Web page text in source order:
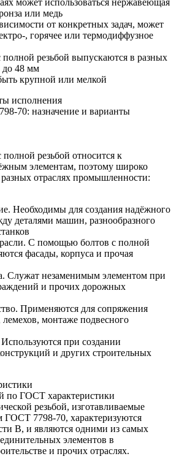
или медь
от конкретных задач, может
, горячее или термодиффузное
полной резьбой выпускаются в разных
до 48 мм
крупной или мелкой
исполнения
70: назначение и варианты
резьбой относится к
элементам, поэтому широко
отраслях промышленности:
Необходимы для создания надёжного
деталями машин, разнообразного
С помощью болтов с полной
фасады, корпуса и прочая
Служат незаменимым элементом при
и прочих дорожных
Применяются для сопряжения
лемехов, монтаже подвесного
при создании
и других строительных
по ГОСТ характеристики
резьбой, изготавливаемые
ГОСТ 7798-70, характеризуются
В, и являются одними из самых
элементов в
и прочих отраслях.